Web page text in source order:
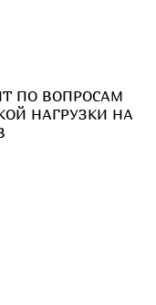
ПО ВОПРОСАМ
НАГРУЗКИ НА